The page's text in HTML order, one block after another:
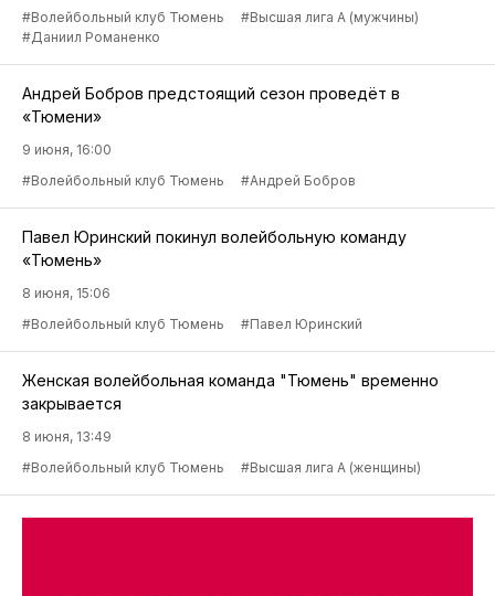
#Волейбольный клуб Тюмень
#Высшая лига А (мужчины)
#Даниил Романенко
Андрей Бобров предстоящий сезон проведёт в
«Тюмени»
9 июня, 16:00
#Волейбольный клуб Тюмень
#Андрей Бобров
Павел Юринский покинул волейбольную команду
«Тюмень»
8 июня, 15:06
#Волейбольный клуб Тюмень
#Павел Юринский
Женская волейбольная команда "Тюмень" временно
закрывается
8 июня, 13:49
#Волейбольный клуб Тюмень
#Высшая лига А (женщины)